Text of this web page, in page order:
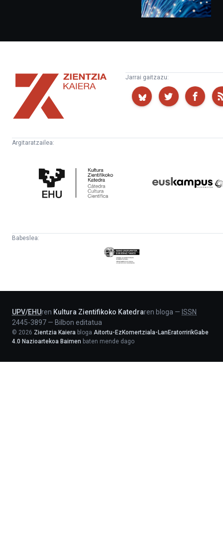
Zientzia
Kaiera
Jarrai gaitzazu:
Argitaratzailea:
Zientifikoko
Katedra
Babeslea:
Eusko
Jaurlaritza
UPV/EHUren Kultura Zientifikoko Katedraren bloga — ISSN
2445-3897 — Bilbon editatua
© 2026 Zientzia Kaiera bloga Aitortu-EzKomertziala-LanEratorririkGabe
4.0 Nazioartekoa Baimen baten mende dago